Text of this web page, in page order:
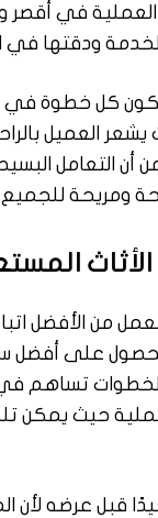
العملية في
ودقتها في
كل خطوة في
العميل
أن التعامل
ومريحة للجميع.
من الأفضل
على أفضل
الخطوات تساهم
حيث يمكن
قبل عرضه لأن